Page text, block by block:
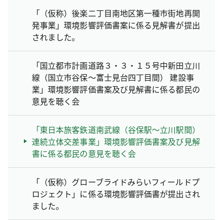
「（仮称）後楽二丁目南地区第一種市街地再開
発事業」環境影響評価書案に係る見解書が提出
されました。
「国立都市計画道路３・３・１５号中新田立川
線（国立市谷保～富士見台四丁目間） 建設事
業」環境影響評価書案及び見解書に係る都民の
意見を聴く会
「東日本旅客鉃道南武線（谷保駅～立川駅間）
連続立体交差事業」環境影響評価書案及び見解
書に係る都民の意見を聴く会
「（仮称）グローブライドみらいフィールドプ
ロジェクト」に係る環境影響評価書が提出され
ました。